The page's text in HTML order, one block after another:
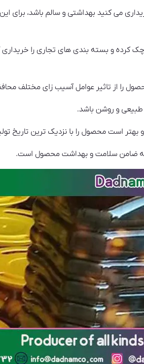
می‌ کنید بهداشتی و سالم باشد، برای
و بسته بندی های تجاری را خریداری
را از تاثیر عوامل آسیب زای مختلف
و روشن باشد.
است محصول را با نزدیک ترین تاریخ
که ضامن سلامت و بهداشت محصول است.